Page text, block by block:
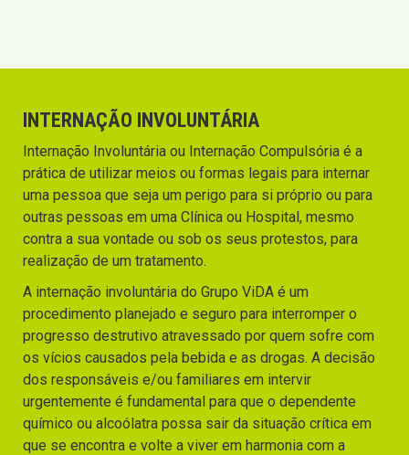
INTERNAÇÃO INVOLUNTÁRIA
Internação Involuntária ou Internação Compulsória é a
prática de utilizar meios ou formas legais para internar
uma pessoa que seja um perigo para si próprio ou para
outras pessoas em uma Clínica ou Hospital, mesmo
contra a sua vontade ou sob os seus protestos, para
realização de um tratamento.
A internação involuntária do Grupo ViDA é um
procedimento planejado e seguro para interromper o
progresso destrutivo atravessado por quem sofre com
os vícios causados pela bebida e as drogas. A decisão
dos responsáveis e/ou familiares em intervir
urgentemente é fundamental para que o dependente
químico ou alcoólatra possa sair da situação crítica em
que se encontra e volte a viver em harmonia com a